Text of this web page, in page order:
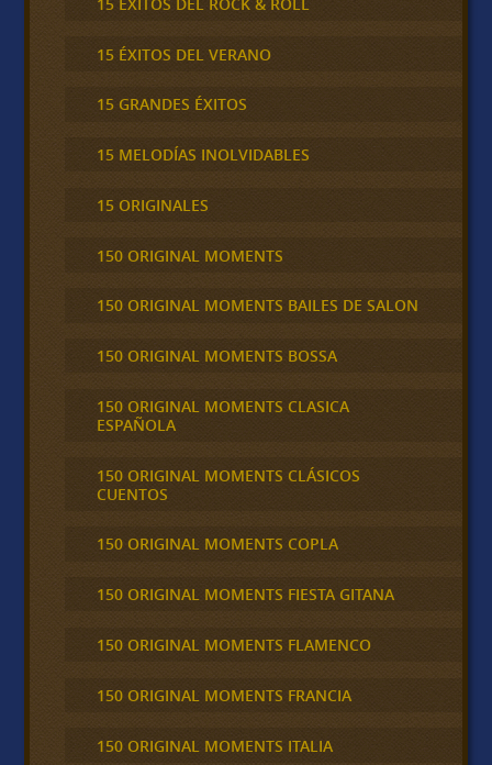
15 ÉXITOS DEL VERANO
15 GRANDES ÉXITOS
15 MELODÍAS INOLVIDABLES
15 ORIGINALES
150 ORIGINAL MOMENTS
150 ORIGINAL MOMENTS BAILES DE SALON
150 ORIGINAL MOMENTS BOSSA
150 ORIGINAL MOMENTS CLASICA
ESPAÑOLA
150 ORIGINAL MOMENTS CLÁSICOS
CUENTOS
150 ORIGINAL MOMENTS COPLA
150 ORIGINAL MOMENTS FIESTA GITANA
150 ORIGINAL MOMENTS FLAMENCO
150 ORIGINAL MOMENTS FRANCIA
150 ORIGINAL MOMENTS ITALIA